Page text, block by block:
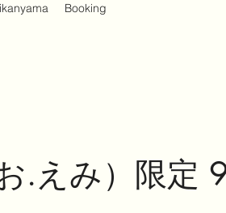
Booking
.えみ）限定